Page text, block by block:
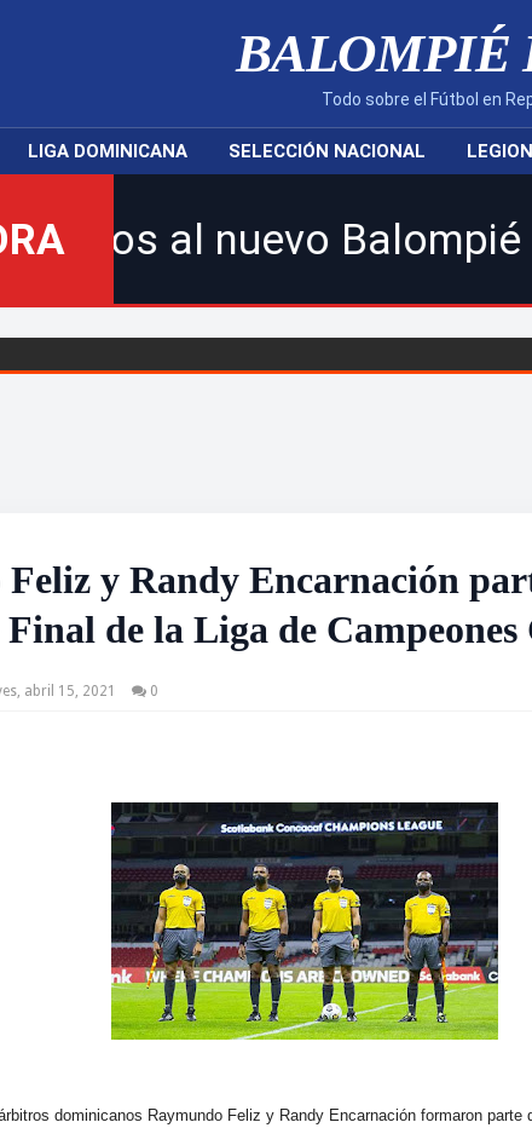
BALOMPIÉ
Todo sobre el Fútbol en
LIGA DOMINICANA SELECCIÓN NACIONAL
Balompié
y Randy Encarnación
Final de la Liga de Campeones
abril 15, 2021 0
dominicanos Raymundo Feliz y Randy Encarnación formaron parte